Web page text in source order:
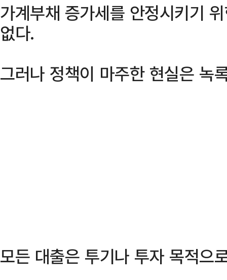
가계부채 증가세를 안정시키기
없다.
그러나 정책이 마주한 현실은 녹
모든 대출은 투기나 투자 목적으